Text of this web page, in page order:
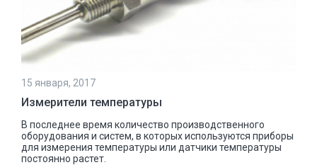
15 января, 2017
Измерители температуры
В последнее время количество производственного
оборудования и систем, в которых используются приборы
для измерения температуры или датчики температуры
постоянно растет.